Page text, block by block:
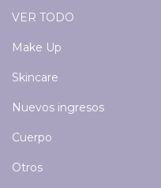
VER TODO
Make Up
Skincare
Nuevos ingresos
Cuerpo
Otros